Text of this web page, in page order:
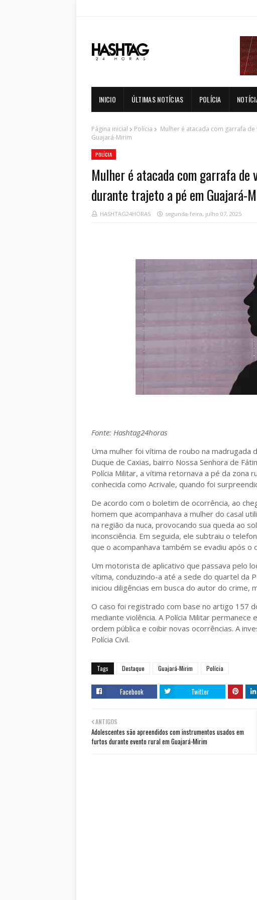
INICIO ÚLTIMAS NOTÍCIAS POLÍCIA
Página inicial Polícia
Mulher é atacada com garrafa
Guajará-Mirim
POLÍCIA
Mulher é atacada com garrafa
durante trajeto a pé em Guajará-
HASHTAG24HORAS segunda-feira, julho 07, 2025
Fonte: Hashtag24horas
Uma mulher foi vítima de roubo na madrugada
Duque de Caxias, bairro Nossa Senhora de
Polícia Militar, a vítima retornava a pé da zona
conhecida como Acrivale, quando foi
De acordo com o boletim de ocorrência, ao
homem que acompanhava a mulher do casal
na região da nuca, provocando sua queda ao
inconsciência. Em seguida, ele subtraiu o
que o acompanhava também se evadiu após o
Um motorista de aplicativo que passava pelo
vítima, conduzindo-a até a sede do quartel da
iniciou diligências em busca do autor do crime,
O caso foi registrado com base no artigo 157
mediante violência. A Polícia Militar
ordem pública e coibir novas ocorrências. A
Polícia Civil.
Tags Destaque Guajará-Mirim Polícia
Facebook Twitter
ANTIGOS
Adolescentes são apreendidos com instrumentos usados em
furtos durante evento rural em Guajará-Mirim